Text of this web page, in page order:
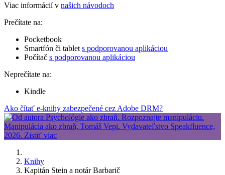
Viac informácií v našich návodoch
Prečítate na:
Pocketbook
Smartfón či tablet s podporovanou aplikáciou
Počítač s podporovanou aplikáciou
Neprečítate na:
Kindle
Ako čítať e-knihy zabezpečené cez Adobe DRM?
Knihy
Kapitán Stein a notár Barbarič